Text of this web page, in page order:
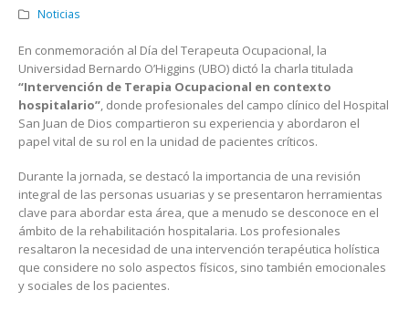
Noticias
En conmemoración al Día del Terapeuta Ocupacional, la
Universidad Bernardo O’Higgins (UBO) dictó la charla titulada
“Intervención de Terapia Ocupacional en contexto
hospitalario” , donde profesionales del campo clínico del Hospital
San Juan de Dios compartieron su experiencia y abordaron el
papel vital de su rol en la unidad de pacientes críticos.
Durante la jornada, se destacó la importancia de una revisión
integral de las personas usuarias y se presentaron herramientas
clave para abordar esta área, que a menudo se desconoce en el
ámbito de la rehabilitación hospitalaria. Los profesionales
resaltaron la necesidad de una intervención terapéutica holística
que considere no solo aspectos físicos, sino también emocionales
y sociales de los pacientes.